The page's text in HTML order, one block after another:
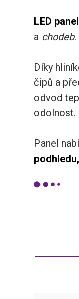
LED
a chodeb.
Díky
čipů a
odvod
odolnost.
Panel